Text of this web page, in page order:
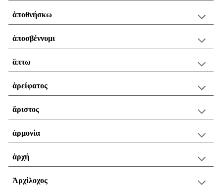
ἀποθνήσκω
ἀποσβέννυμι
ἅπτω
ἀρείφατος
ἄριστος
ἁρμονία
ἀρχή
Ἀρχίλοχος